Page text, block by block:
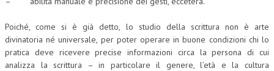
Poiché, come si è già detto, lo studio della scrittura non è arte
divinatoria né universale, per poter operare in buone condizioni chi lo
pratica deve ricevere precise informazioni circa la persona di cui
analizza la scrittura – in particolare il genere, l’età e la cultura